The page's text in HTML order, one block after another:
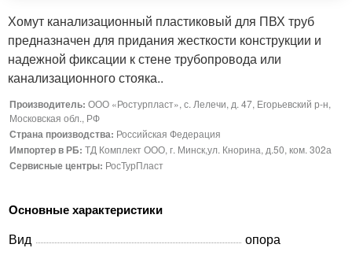
Хомут канализационный пластиковый для ПВХ труб
предназначен для придания жесткости конструкции и
надежной фиксации к стене трубопровода или
канализационного стояка..
Производитель: ООО «Ростурпласт», с. Лелечи, д. 47, Егорьевский р-н,
Московская обл., РФ
Страна производства: Российская Федерация
Импортер в РБ: ТД Комплект ООО, г. Минск,ул. Кнорина, д.50, ком. 302а
Сервисные центры: РосТурПласт
Основные характеристики
Вид
опора